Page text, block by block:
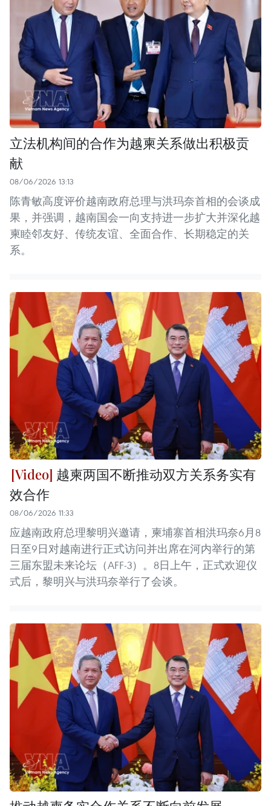
立法机构间的合作为越柬关系做出积极贡
献
08/06/2026 13:13
陈青敏高度评价越南政府总理与洪玛奈首相的会谈成
果，并强调，越南国会一向支持进一步扩大并深化越
柬睦邻友好、传统友谊、全面合作、长期稳定的关
系。
越柬两国不断推动双方关系务实有
效合作
08/06/2026 11:33
应越南政府总理黎明兴邀请，柬埔寨首相洪玛奈6月8
日至9日对越南进行正式访问并出席在河内举行的第
三届东盟未来论坛（AFF-3）。8日上午，正式欢迎仪
式后，黎明兴与洪玛奈举行了会谈。